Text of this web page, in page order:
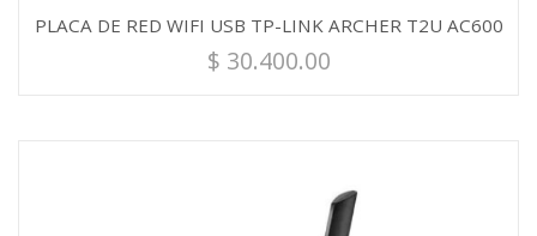
PLACA DE RED WIFI USB TP-LINK ARCHER T2U AC600
$ 30.400.00